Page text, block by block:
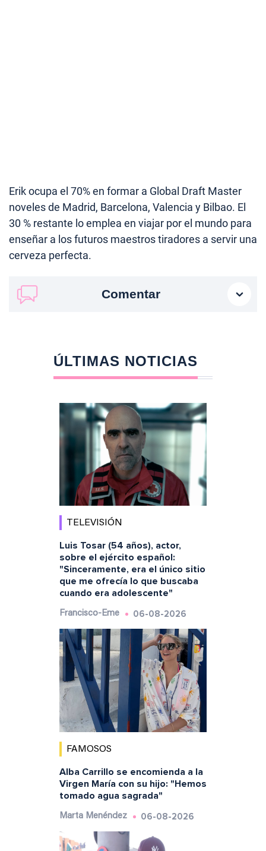
Erik ocupa el 70% en formar a Global Draft Master
noveles de Madrid, Barcelona, Valencia y Bilbao. El
30 % restante lo emplea en viajar por el mundo para
enseñar a los futuros maestros tiradores a servir una
cerveza perfecta.
Comentar
ÚLTIMAS NOTICIAS
TELEVISIÓN
Luis Tosar (54 años), actor,
sobre el ejército español:
"Sinceramente, era el único sitio
que me ofrecía lo que buscaba
cuando era adolescente"
Francisco-Eme 06-08-2026
FAMOSOS
Alba Carrillo se encomienda a la
Virgen María con su hijo: "Hemos
tomado agua sagrada"
Marta Menéndez 06-08-2026